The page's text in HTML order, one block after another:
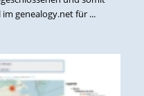
genealogy.net für ...